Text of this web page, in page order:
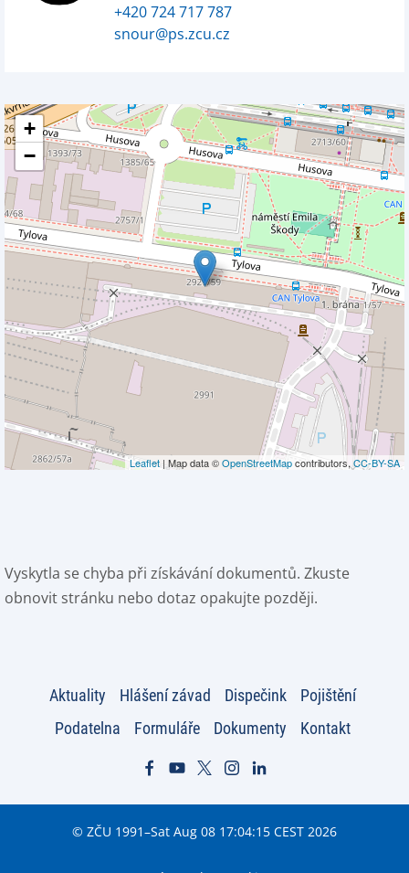
+420 724 717 787
snour@ps.zcu.cz
+
−
Leaflet | Map data ©OpenStreetMapcontributors, CC-BY-SA
Vyskytla se chyba při získávání dokumentů. Zkuste
obnovit stránku nebo dotaz opakujte později.
Aktuality Hlášení závad Dispečink
Pojištění
Podatelna
Formuláře Dokumenty Kontakt
© ZČU 1991–Sat Aug 08 17:04:15 CEST 2026